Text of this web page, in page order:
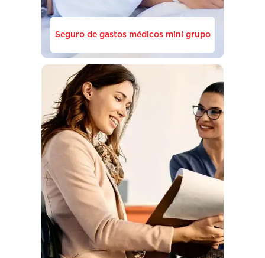
Seguro de gastos médicos mini grupo